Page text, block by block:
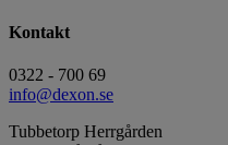
Kontakt
0322 - 700 69
info@dexon.se
Tubbetorp Herrgården